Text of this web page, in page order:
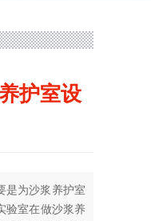
护室设
是为沙浆养护室
验室在做沙浆养